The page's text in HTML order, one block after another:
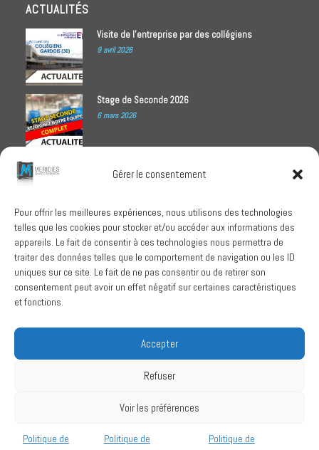
Gérer le consentement
Pour offrir les meilleures expériences, nous utilisons des technologies
telles que les cookies pour stocker et/ou accéder aux informations des
appareils. Le fait de consentir à ces technologies nous permettra de
traiter des données telles que le comportement de navigation ou les ID
uniques sur ce site. Le fait de ne pas consentir ou de retirer son
consentement peut avoir un effet négatif sur certaines caractéristiques
et fonctions.
Accepter
Refuser
Voir les préférences
Politique de
Politique de
Politique de
ACTUALITÉS
Visite de l’entreprise par des collégiens
9 avril 2026
Stage de Seconde 2026
6 mars 2026
1 octobre 2025
RECHERCHER
SUIVEZ-NOUS
Conditions Générales de Vente
Politique de confidentialité Mentions légales